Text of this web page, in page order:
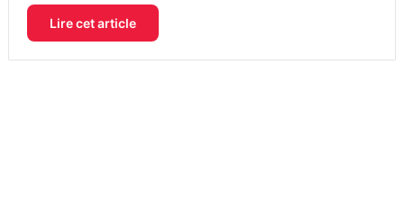
Lire cet article